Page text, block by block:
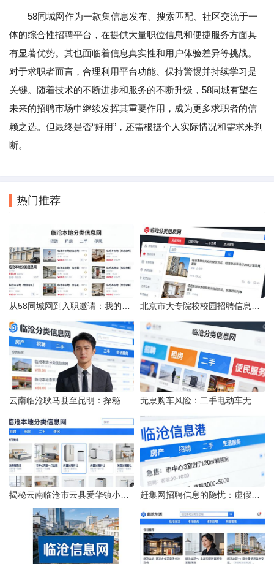
58同城网作为一款集信息发布、搜索匹配、社区交流于一
体的综合性招聘平台，在提供大量职位信息和便捷服务方面具
有显著优势。其也面临着信息真实性和用户体验差异等挑战。
对于求职者而言，合理利用平台功能、保持警惕并持续学习是
关键。随着技术的不断进步和服务的不断升级，58同城有望在
未来的招聘市场中继续发挥其重要作用，成为更多求职者的信
赖之选。但最终是否“好用”，还需根据个人实际情况和需求来判
断。
热门推荐